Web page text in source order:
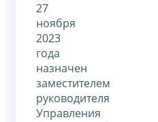
27
ноября
2023
года
назначен
заместителем
руководителя
Управления